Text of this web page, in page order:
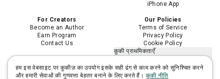
iPhone App
For Creators
Become an Author
Earn Program
Contact Us
Our Policies
Terms of Service
Privacy Policy
Cookie Policy
कुकी प्राथमिकताएँ
मेरी संवेदनशील निजी जानकारी का उपयोग
सीमित करें
हम इस वेबसाइट पर कुकीज़ का उपयोग इसके सही ढंग से काम करने को सुनिश्चित करने
और हमारी सेवाओं की गुणवत्ता बेहतर बनाने के लिए करते हैं। कुकी नीति